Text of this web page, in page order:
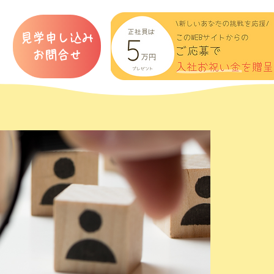
見学申し込み
​お問合せ